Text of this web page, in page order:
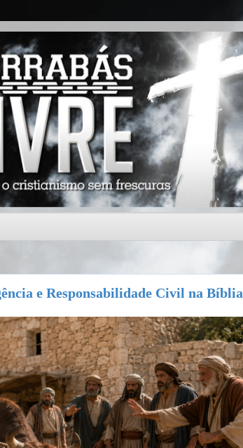
e Responsabilidade Civil na Bíblia